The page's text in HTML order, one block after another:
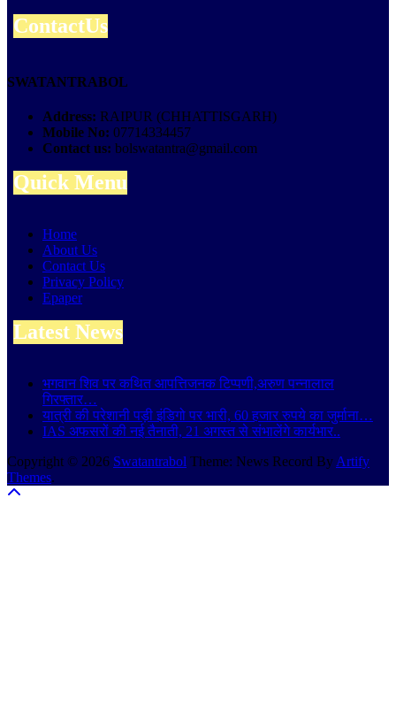
ContactUs
SWATANTRABOL
Address: RAIPUR (CHHATTISGARH)
Mobile No: 07714334457
Contact us: bolswatantra@gmail.com
Quick Menu
Home
About Us
Contact Us
Privacy Policy
Epaper
Latest News
भगवान शिव पर कथित आपत्तिजनक टिप्पणी,अरुण पन्नालाल
गिरफ्तार…
यात्री की परेशानी पड़ी इंडिगो पर भारी, 60 हजार रुपये का जुर्माना…
IAS अफसरों की नई तैनाती, 21 अगस्त से संभालेंगे कार्यभार..
Copyright © 2026 Swatantrabol Theme: News Record By Artify
Themes.